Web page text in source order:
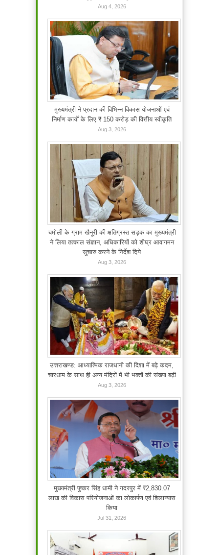
Aug 4, 2026
मुख्यमंत्री ने प्रदान की विभिन्न विकास योजनाओं एवं
निर्माण कार्यों के लिए ₹ 150 करोड़ की वित्तीय स्वीकृति
Aug 3, 2026
चमोली के ग्राम खैनूरी की क्षतिग्रस्त सड़क का मुख्यमंत्री
ने लिया तत्काल संज्ञान, अधिकारियों को शीघ्र आवागमन
सुचारु करने के निर्देश दिये
Aug 3, 2026
उत्तराखण्ड: आध्यात्मिक राजधानी की दिशा में बढ़े कदम,
चारधाम के साथ ही अन्य मंदिरों में भी भक्तों की संख्या बढ़ी
Aug 3, 2026
मुख्यमंत्री पुष्कर सिंह धामी ने गदरपुर में ₹2,830.07
लाख की विकास परियोजनाओं का लोकार्पण एवं शिलान्यास
किया
Jul 31, 2026